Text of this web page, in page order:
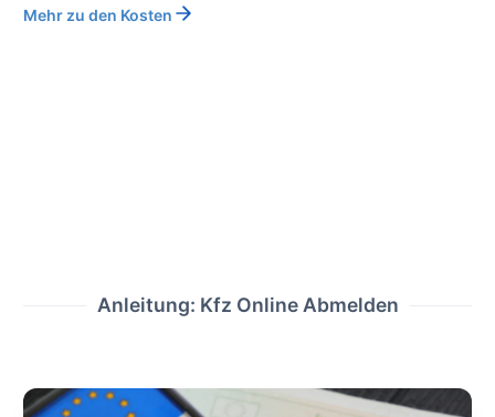
Mehr zu den Kosten
Anleitung: Kfz Online Abmelden